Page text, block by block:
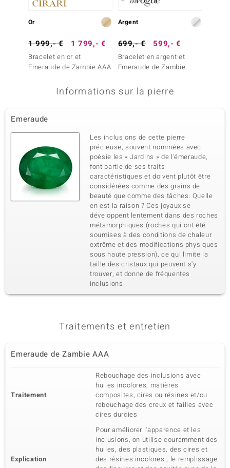
Or
1 999,- € 1 799,- €
Bracelet en or et
Emeraude de Zambie AAA
Argent
699,- € 599,- €
Bracelet en argent et
Emeraude de Zambie
Informations sur la pierre
Emeraude
Les inclusions de cette pierre
précieuse, souvent nommées avec
poésie les « Jardins » de l'émeraude,
font partie de ses traits
caractéristiques et doivent plutôt être
considérées comme des grains de
beauté que comme des tâches. Quelle
en est la raison ? Ces joyaux se
développent lentement dans des roches
métamorphiques (roches qui ont été
soumises à des conditions de chaleur
extrême et des modifications physiques
sous haute pression), ce qui limite la
taille des cristaux qui peuvent s'y
trouver, et donne de fréquentes
inclusions.
Traitements et entretien
Emeraude de Zambie AAA
Traitement
Rebouchage des inclusions avec
huiles incolores, matières
composites, cires ou résines et/ou
rebouchage des creux et failles avec
cires durcies
Explication
Pour améliorer l'apparence et les
inclusions, on utilise couramment des
huiles, des plastiques, des cires et
des résines incolores ; le remplissage